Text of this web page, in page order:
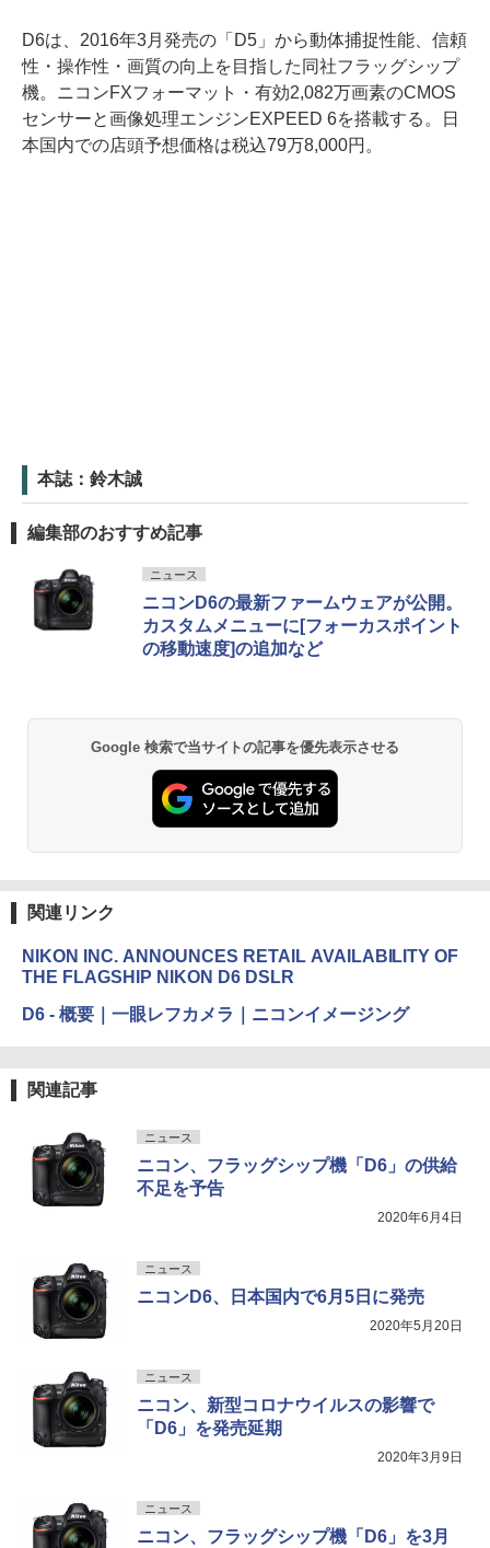
D6は、2016年3月発売の「D5」から動体捕捉性能、信頼
性・操作性・画質の向上を目指した同社フラッグシップ
機。ニコンFXフォーマット・有効2,082万画素のCMOS
センサーと画像処理エンジンEXPEED 6を搭載する。日
本国内での店頭予想価格は税込79万8,000円。
本誌：鈴木誠
編集部のおすすめ記事
ニュース
ニコンD6の最新ファームウェアが公開。
カスタムメニューに[フォーカスポイント
の移動速度]の追加など
Google 検索で当サイトの記事を優先表示させる
関連リンク
NIKON INC. ANNOUNCES RETAIL AVAILABILITY OF
THE FLAGSHIP NIKON D6 DSLR
D6 - 概要｜一眼レフカメラ｜ニコンイメージング
関連記事
ニュース
ニコン、フラッグシップ機「D6」の供給
不足を予告
2020年6月4日
ニュース
ニコンD6、日本国内で6月5日に発売
2020年5月20日
ニュース
ニコン、新型コロナウイルスの影響で
「D6」を発売延期
2020年3月9日
ニュース
ニコン、フラッグシップ機「D6」を3月